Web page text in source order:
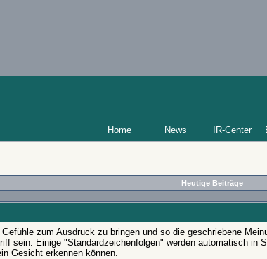
Home News IR-Center
Heutige Beiträge
zum Ausdruck zu bringen und so die geschriebene
sein. Einige "Standardzeichenfolgen" werden automatisch in
Gesicht erkennen können.